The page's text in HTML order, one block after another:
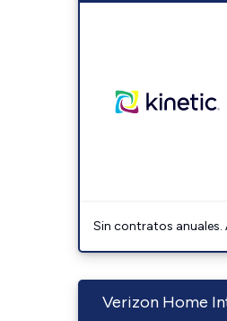
Sin contratos anuales.
Verizon Home